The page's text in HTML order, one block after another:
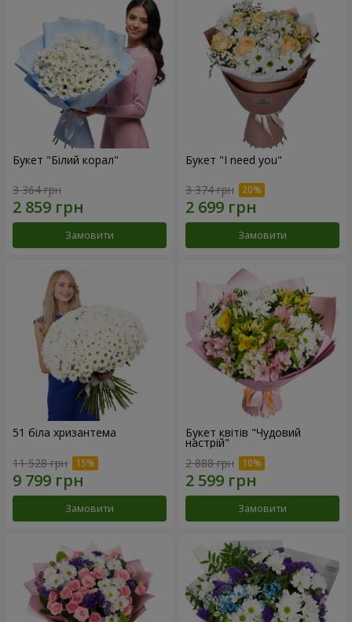
Букет "Білий корал"
3 364 грн
Замовити
Букет "I need you"
3 374 грн
Замовити
51 біла хризантема
11 528 грн
Замовити
Букет квітів "Чудовий
настрій"
2 888 грн
Замовити